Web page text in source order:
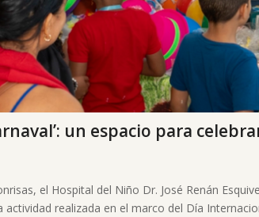
un espacio para
el Hospital del Niño Dr. José Renán
actividad realizada en el marco del Día